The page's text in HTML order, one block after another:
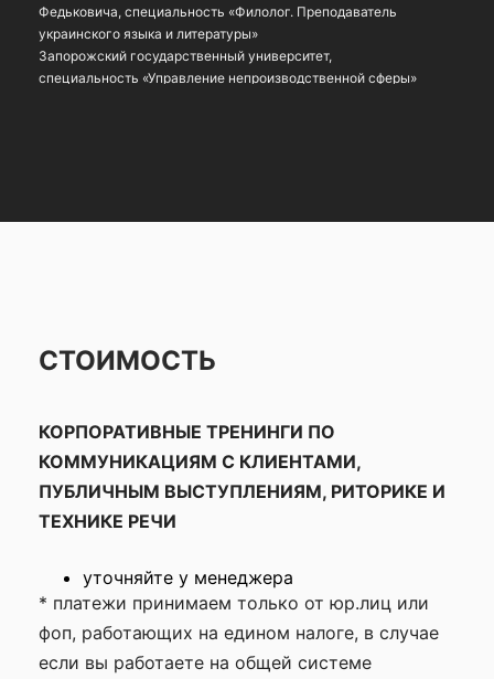
Федьковича, специальность «Филолог. Преподаватель
украинского языка и литературы»
Запорожский государственный университет,
специальность «Управление непроизводственной сферы»
СТОИМОСТЬ
КОРПОРАТИВНЫЕ ТРЕНИНГИ ПО
КОММУНИКАЦИЯМ С КЛИЕНТАМИ,
ПУБЛИЧНЫМ ВЫСТУПЛЕНИЯМ, РИТОРИКЕ И
ТЕХНИКЕ РЕЧИ
уточняйте у менеджера
* платежи принимаем только от юр.лиц или
фоп, работающих на едином налоге, в случае
если вы работаете на общей системе